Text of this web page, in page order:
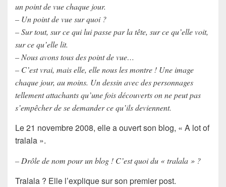
un point de vue chaque jour.
– Un point de vue sur quoi ?
– Sur tout, sur ce qui lui passe par la tête, sur ce qu’elle voit,
sur ce qu’elle lit.
– Nous avons tous des point de vue…
– C’est vrai, mais elle, elle nous les montre ! Une image
chaque jour, au moins. Un dessin avec des personnages
tellement attachants qu’une fois découverts on ne peut pas
s’empêcher de se demander ce qu’ils deviennent.
Le 21 novembre 2008, elle a ouvert son blog, « A lot of
tralala ».
– Drôle de nom pour un blog ! C’est quoi du « tralala » ?
Tralala ? Elle l’explique sur son premier post.